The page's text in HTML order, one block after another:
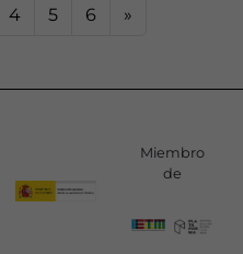
4 5 6 »
Miembro
de